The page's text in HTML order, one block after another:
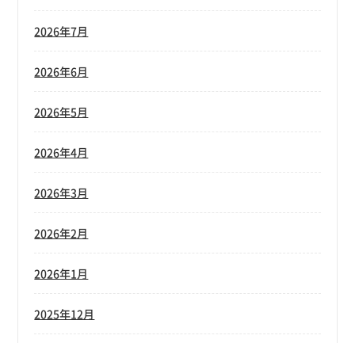
2026年7月
2026年6月
2026年5月
2026年4月
2026年3月
2026年2月
2026年1月
2025年12月